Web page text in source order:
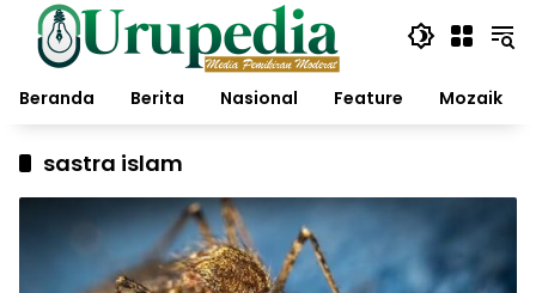
Langsung
konten
Beranda
Berita Nasional Feature Mozaik
sastra islam